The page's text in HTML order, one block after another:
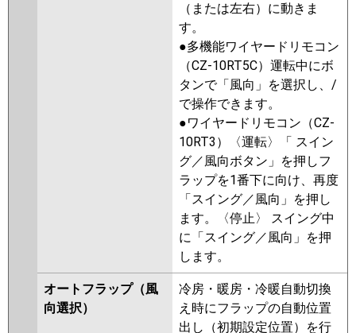
（または左右）に動きま
す。
●多機能ワイヤードリモコン
（CZ-10RT5C）運転中にボ
タンで「風向」を選択し、/
で操作できます。
●ワイヤードリモコン（CZ-
10RT3）〈運転〉「 スイン
グ／風向ボタン」を押しフ
ラップを1番下に向け、再度
「スイング／風向」を押し
ます。〈停止〉 スイング中
に「スイング／風向」を押
します。
オートフラップ（風
向選択）
冷房・暖房・冷暖自動切換
え時にフラップの自動位置
出し（初期設定位置）を行